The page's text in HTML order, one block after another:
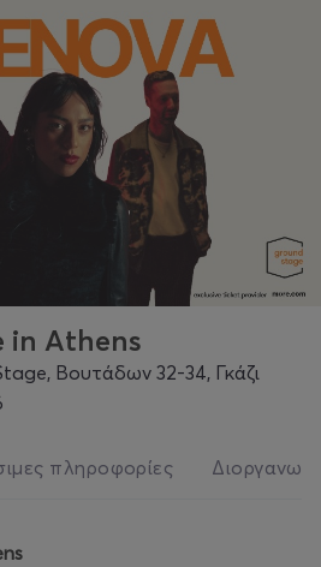
in Athens
Βουτάδων 32-34, Γκάζι
πληροφορίες